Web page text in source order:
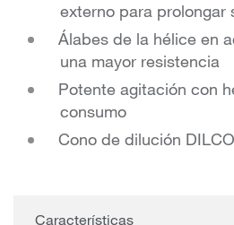
externo para prolongar
Álabes de la hélice en
una mayor resistencia
Potente agitación con
consumo
Cono de dilución
Características